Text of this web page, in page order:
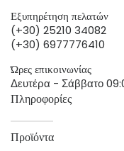
Εξυπηρέτηση πελατών
(+30) 25210 34082
(+30) 6977776410
Ώρες επικοινωνίας
Δευτέρα - Σάββατο
Πληροφορίες
Προϊόντα